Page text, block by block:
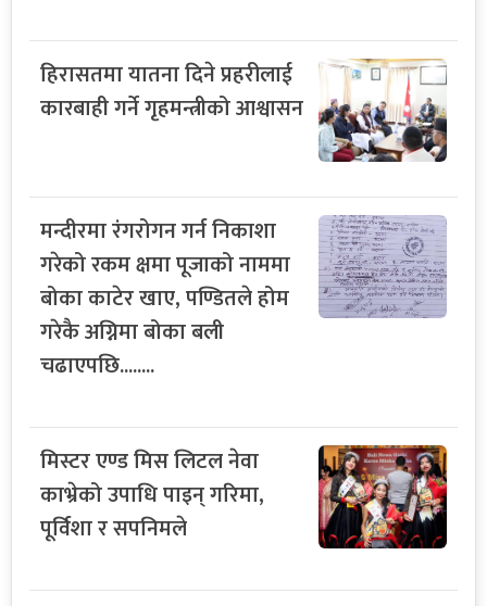
हिरासतमा यातना दिने प्रहरीलाई
कारबाही गर्ने गृहमन्त्रीको आश्वासन
मन्दीरमा रंगरोगन गर्न निकाशा
गरेको रकम क्षमा पूजाको नाममा
बोका काटेर खाए, पण्डितले होम
गरेकै अग्निमा बोका बली
चढाएपछि........
मिस्टर एण्ड मिस लिटल नेवा
काभ्रेको उपाधि पाइन् गरिमा,
पूर्विशा र सपनिमले